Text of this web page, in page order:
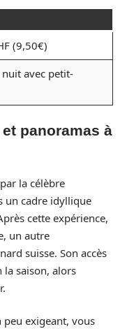
(9,50€)
avec petit-
panoramas à
la célèbre
un cadre idyllique
cette expérience,
un autre
suisse. Son accès
la saison, alors
peu exigeant, vous